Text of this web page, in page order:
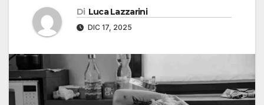
Di Luca Lazzarini
DIC 17, 2025